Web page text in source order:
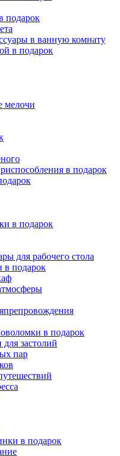
подарок
в ванную комнату
в подарок
мелочи
в подарок
в подарок
для рабочего стола
в подарок
в подарок
застолий
пар
в подарок